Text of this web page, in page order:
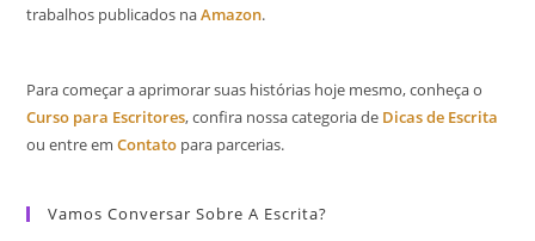
trabalhos publicados naAmazon.
Para começar a aprimorar suas histórias hoje mesmo, conheça o
Curso para Escritores, confira nossa categoria de Dicas de Escrita
ou entre emContato para parcerias.
Vamos Conversar Sobre A Escrita?